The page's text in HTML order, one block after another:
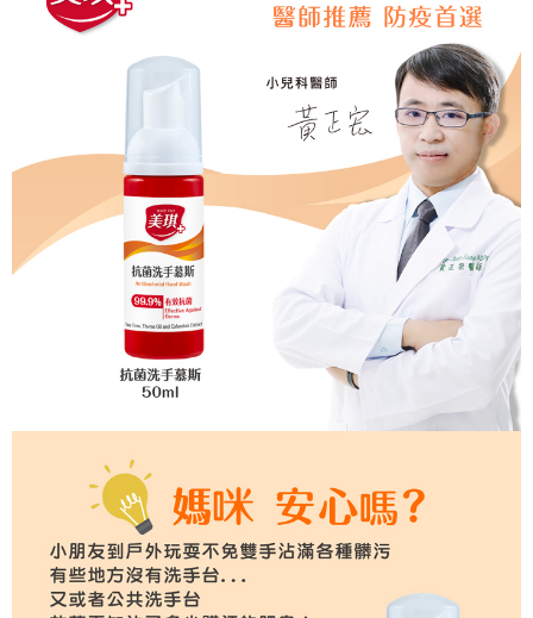
恩沛科技股份有限公司將有權停止該用戶之使用額度並採取法律行動。